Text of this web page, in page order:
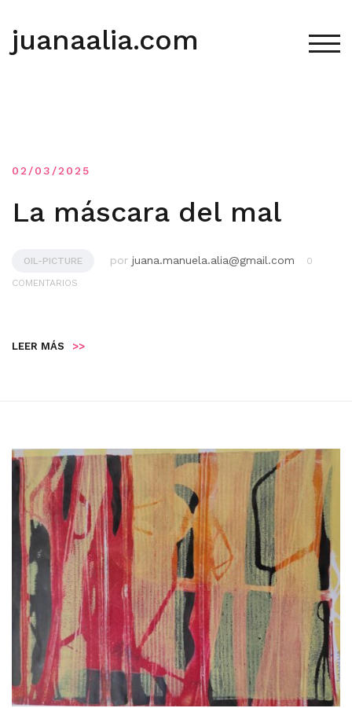
contenido
juanaalia.com
02/03/2025
La máscara del mal
OIL-PICTURE por juana.manuela.alia@gmail.com
0
COMENTARIOS
LEER MÁS >>